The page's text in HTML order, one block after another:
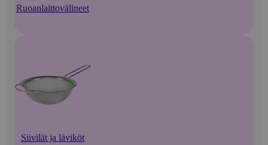
Ruoanlaittovälineet
Siivilät ja läviköt